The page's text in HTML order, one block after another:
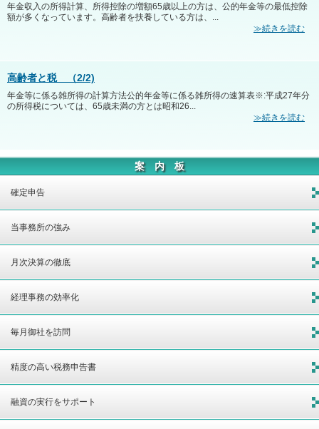
年金収入の所得計算、所得控除の増額65歳以上の方は、公的年金等の最低控除
額が多くなっています。高齢者を扶養している方は、...
≫続きを読む
高齢者と税 （2/2)
年金等に係る雑所得の計算方法公的年金等に係る雑所得の速算表※:平成27年分
の所得税については、65歳未満の方とは昭和26...
≫続きを読む
案 内 板
確定申告
当事務所の強み
月次決算の徹底
経理事務の効率化
毎月御社を訪問
精度の高い税務申告書
融資の実行をサポート